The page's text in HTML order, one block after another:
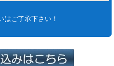
ご了承下さい！